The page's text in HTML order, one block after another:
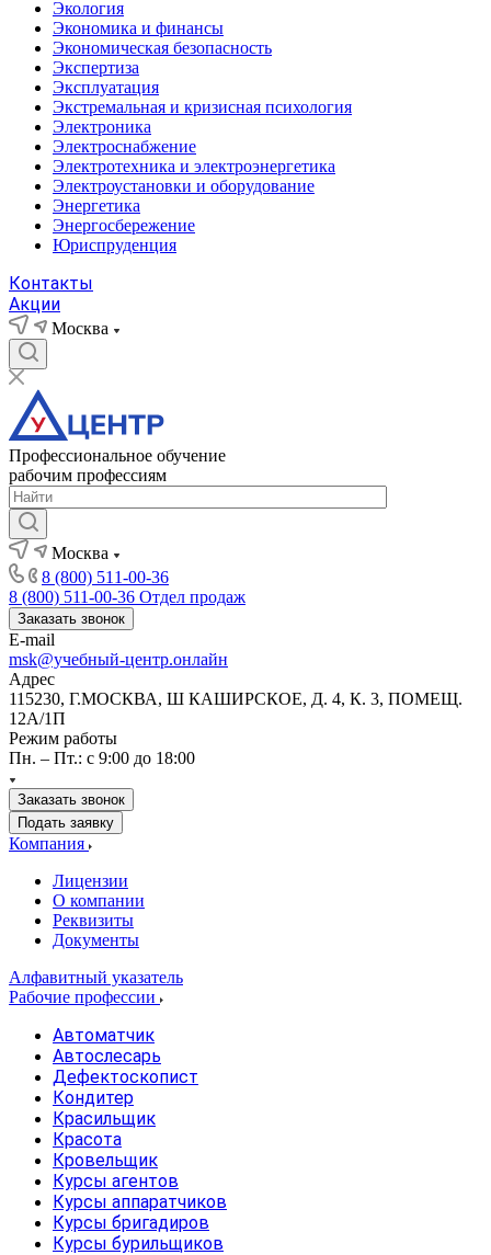
Экология
Экономика и финансы
Экономическая безопасность
Экспертиза
Эксплуатация
Экстремальная и кризисная психология
Электроника
Электроснабжение
Электротехника и электроэнергетика
Электроустановки и оборудование
Энергетика
Энергосбережение
Юриспруденция
Контакты
Акции
Москва
Профессиональное обучение
рабочим профессиям
Москва
8 (800) 511-00-36
8 (800) 511-00-36 Отдел продаж
Заказать звонок
E-mail
msk@учебный-центр.онлайн
Адрес
115230, Г.МОСКВА, Ш КАШИРСКОЕ, Д. 4, К. 3, ПОМЕЩ.
12А/1П
Режим работы
Пн. – Пт.: с 9:00 до 18:00
Заказать звонок
Подать заявку
Компания
Лицензии
О компании
Реквизиты
Документы
Алфавитный указатель
Рабочие профессии
Автоматчик
Автослесарь
Дефектоскопист
Кондитер
Красильщик
Красота
Кровельщик
Курсы агентов
Курсы аппаратчиков
Курсы бригадиров
Курсы бурильщиков